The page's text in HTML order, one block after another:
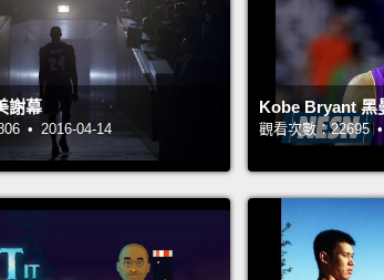
謝幕
• 2016-04-14
Kobe Bryant 黑
觀看次數：22695